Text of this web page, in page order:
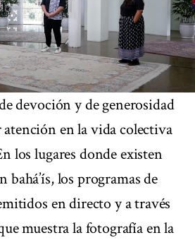
devoción y de generosidad
en la vida colectiva
los lugares donde existen
bahá’ís, los programas de
en directo y a través
muestra la fotografía en la